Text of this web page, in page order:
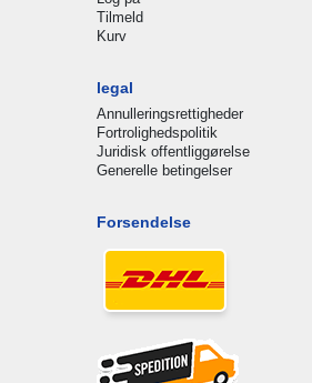
Tilmeld
Kurv
legal
Annulleringsrettigheder
Fortrolighedspolitik
Juridisk offentliggørelse
Generelle betingelser
Forsendelse